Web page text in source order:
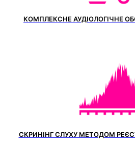
КОМПЛЕКСНЕ АУДІОЛОГІЧНЕ
СКРИНІНГ СЛУХУ МЕТОДОМ